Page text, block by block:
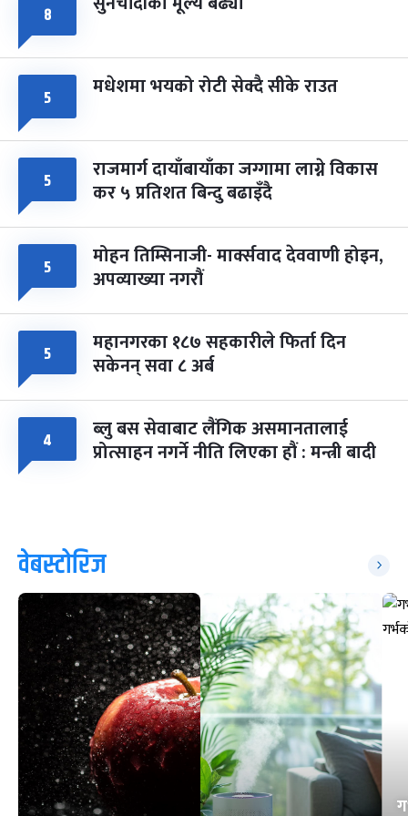
८
५ मधेशमा भयको रोटी सेक्दै सीके राउत
५ राजमार्ग दायाँबायाँका जग्गामा लाग्ने विकास
कर ५ प्रतिशत बिन्दु बढाइँदै
५ मोहन तिम्सिनाजी- मार्क्सवाद देववाणी होइन,
अपव्याख्या नगरौं
५ महानगरका १८७ सहकारीले फिर्ता दिन
सकेनन् सवा ८ अर्ब
४ ब्लु बस सेवाबाट लैंगिक असमानतालाई
प्रोत्साहन नगर्ने नीति लिएका हौं : मन्त्री बादी
वेबस्टोरिज